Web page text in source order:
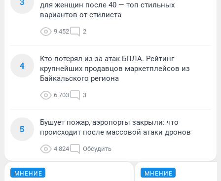
для женщин после 40 — топ стильных
вариантов от стилиста
9 452 2
4
Кто потерял из-за атак БПЛА. Рейтинг
крупнейших продавцов маркетплейсов из
Байкальского региона
6 703 3
5
Бушует пожар, аэропорты закрыли: что
происходит после массовой атаки дронов
4 824 Обсудить
МНЕНИЕ МНЕНИЕ